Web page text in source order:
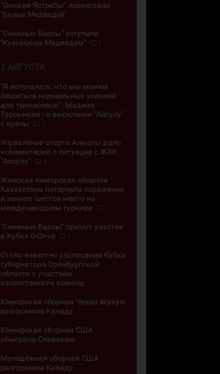
"Омские Ястребы" переиграли
"Белых Медведей"
"Снежные Барсы" уступили
"Кузнецким Медведям"
1
2 АВГУСТА
"Я испугалась, что мы можем
лишиться нормальных условий
для тренировок". Мадина
Турсынова - о выселении "Айсулу"
с арены
2
Управление спорта Алматы дало
комментарий о ситуации с ЖХК
"Айсулу"
4
Женская юниорская сборная
Казахстана потерпела поражение
и заняла шестое место на
международном турнире
3
"Снежные Барсы" примут участие
в Кубке G-Drive
1
Стало известно расписания Кубка
губернатора Оренбургской
области с участием
казахстанских команд
Юниорская сборная Чехии всухую
разгромила Канаду
Юниорская сборная США
обыграла Словакию
Молодёжная сборная США
разгромила Канаду